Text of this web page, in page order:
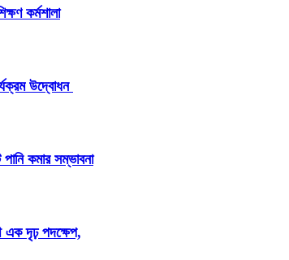
কর্মশালা
উদ্বোধন
কমার সম্ভাবনা
এক দৃঢ় পদক্ষেপ,